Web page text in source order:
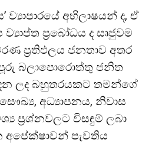
ව්‍යාපාරයේ අභිලාෂයන් ද, ඒ
ප්‍රබෝධය ද සෘජුවම
ප්‍රතිඵලය ජනතාව අතර
බලාපොරොත්තු ජනිත
ලද බහුතරයකට තමන්ගේ
අධ්‍යාපනය, නිවාස
ප්‍රශ්නවලට විසඳුම් ලබා
පැවතිය